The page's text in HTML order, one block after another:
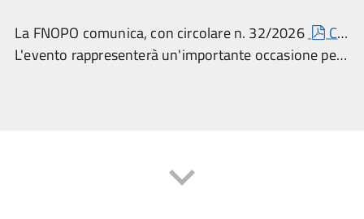
La FNOPO comunica, con circolare n. 32/2026 pdf
Circolare 32 2026
L'evento rappresenterà un'importante occasione per i cinque Atenei che attiveranno tale percorso, di presentare la propria offerta formativa. Accedi alla locandina contenente il link di accesso al webinar, per il quale non è necessaria alcuna iscrizione